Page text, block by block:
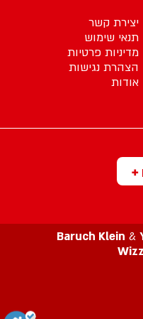
+
יצירת קשר
תנאי שימוש
מדיניות פרטיות
הצהרת נגישות
אודות
Baruch Klein &